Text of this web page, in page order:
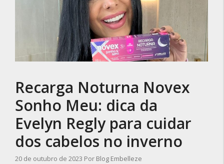
Recarga Noturna Novex
Sonho Meu: dica da
Evelyn Regly para cuidar
dos cabelos no inverno
20 de outubro de 2023 Por Blog Embelleze